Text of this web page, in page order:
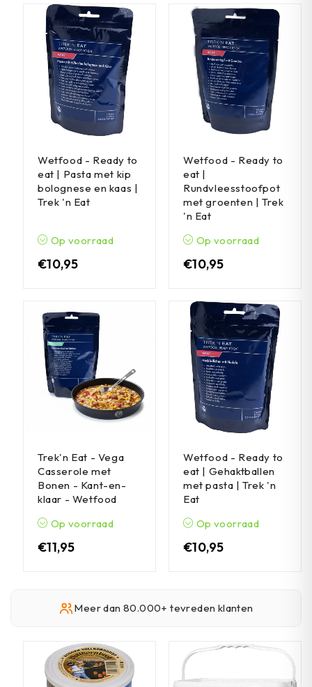
Wetfood - Ready to
eat | Pasta met kip
bolognese en kaas |
Trek 'n Eat
Op voorraad
€10,95
Wetfood - Ready to
eat |
Rundvleesstoofpot
met groenten | Trek
'n Eat
Op voorraad
€10,95
Trek'n Eat - Vega
Casserole met
Bonen - Kant-en-
klaar - Wetfood
Op voorraad
€11,95
Wetfood - Ready to
eat | Gehaktballen
met pasta | Trek 'n
Eat
Op voorraad
€10,95
Meer dan 80.000+ tevreden klanten